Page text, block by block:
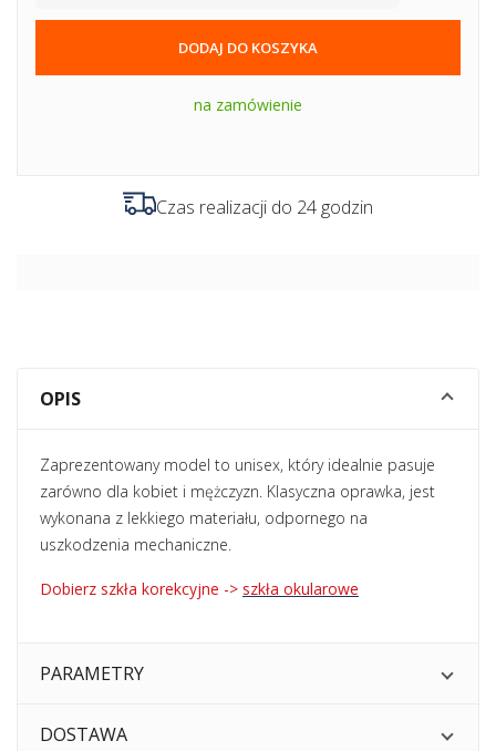
DODAJ DO KOSZYKA
na zamówienie
Czas realizacji do 24 godzin
OPIS
PARAMETRY
DOSTAWA
Zaprezentowany model to unisex, który idealnie pasuje
zarówno dla kobiet i mężczyzn. Klasyczna oprawka, jest
wykonana z lekkiego materiału, odpornego na
uszkodzenia mechaniczne.
Dobierz szkła korekcyjne -> szkła okularowe